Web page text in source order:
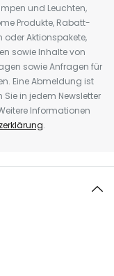
und Leuchten,
Produkte, Rabatt-
oder Aktionspakete,
sowie Inhalte von
sowie Anfragen für
Eine Abmeldung ist
in jedem Newsletter
Informationen
.